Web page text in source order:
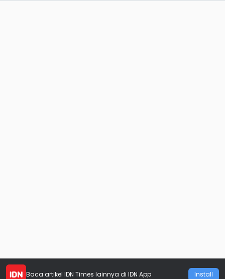
Baca artikel IDN Times lainnya di IDN App Install